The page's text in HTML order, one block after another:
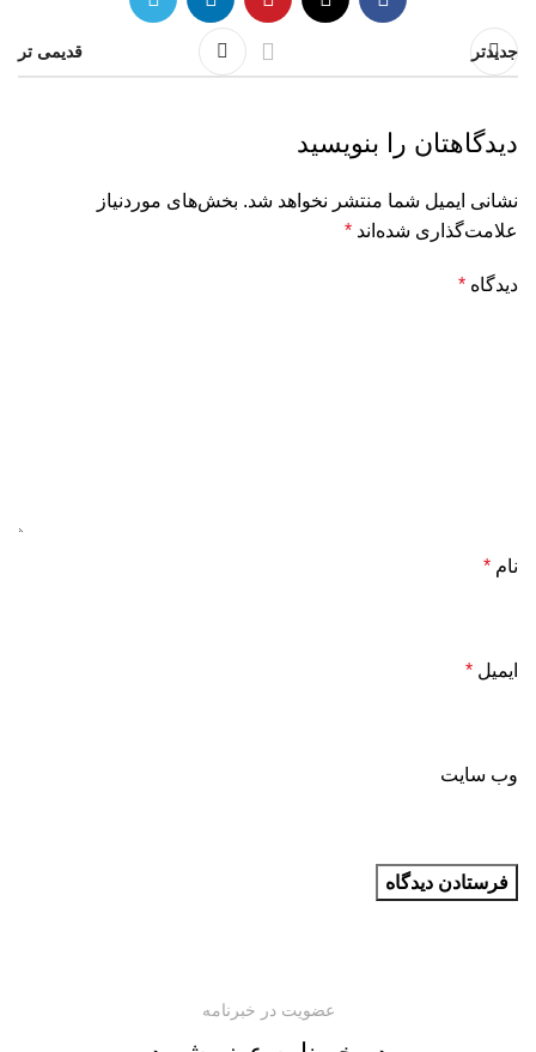
جدیدتر قدیمی تر
دیدگاهتان را بنویسید
نشانی ایمیل شما منتشر نخواهد شد. بخش‌های موردنیاز
علامت‌گذاری شده‌اند *
دیدگاه *
نام *
ایمیل *
وب‌ سایت
عضویت در خبرنامه